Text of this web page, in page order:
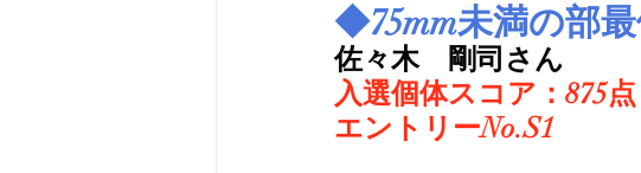
◆75mm未満の部
佐々木　剛司さん
入選個体スコア：875点
エントリーNo.S1